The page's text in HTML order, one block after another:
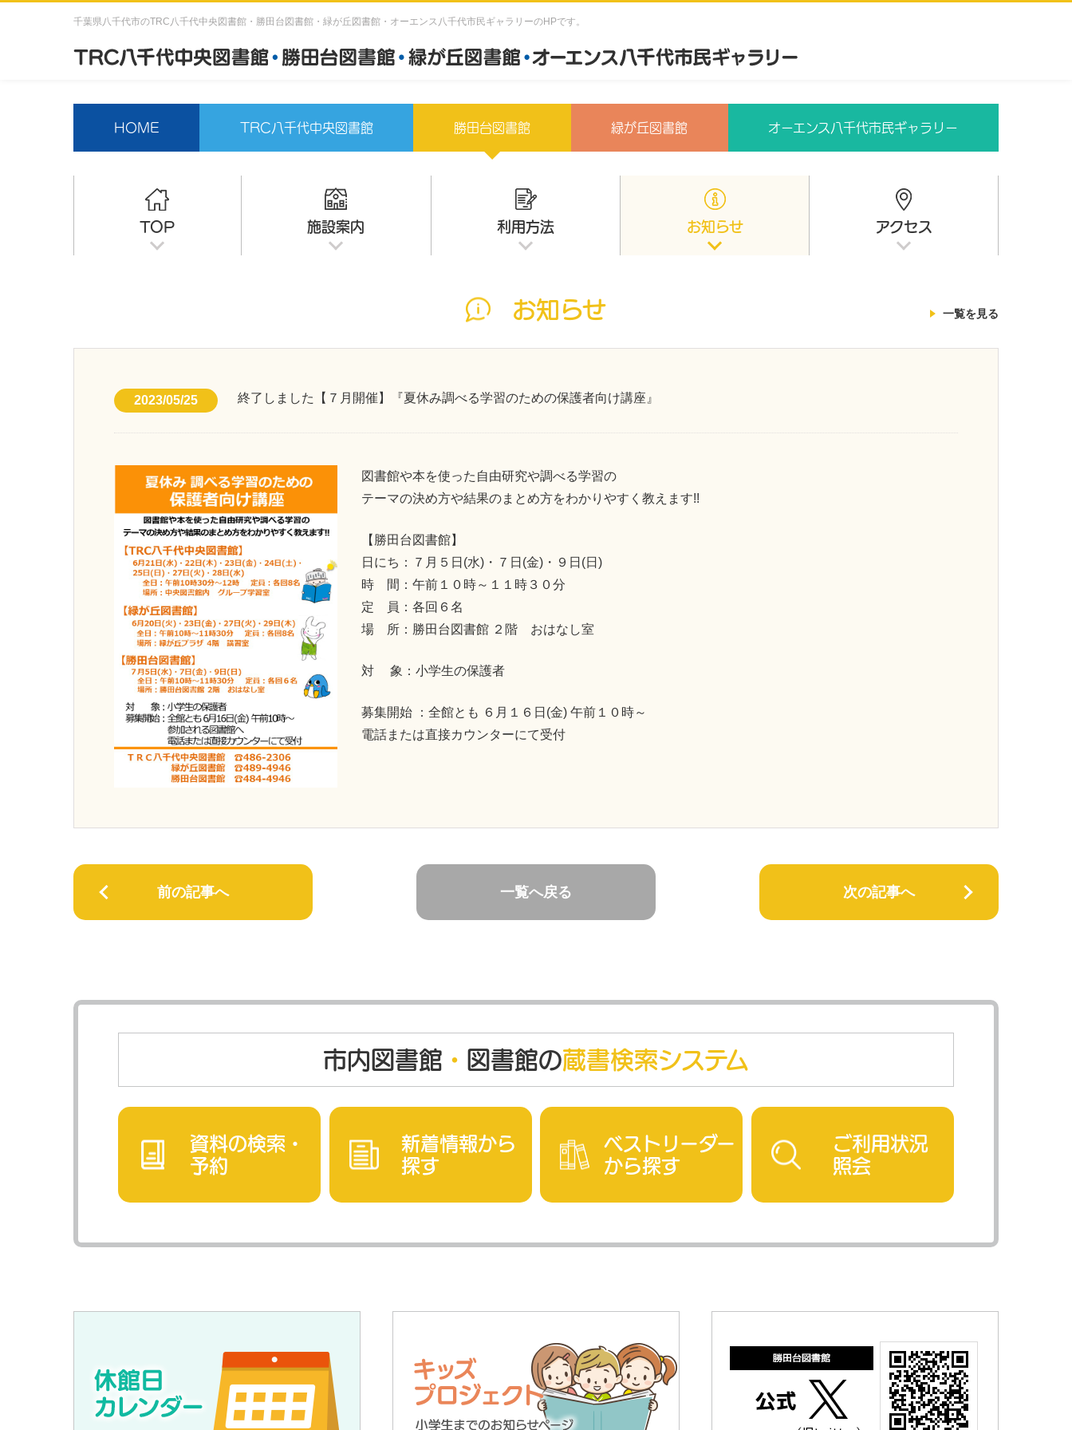
千葉県八千代市のTRC八千代中央図書館・勝田台図書館・緑が丘図書館・オーエンス八千代市民ギャラリーのHPです。
HOME TRC八千代中央図書館 勝田台図書館 緑が丘図書館 オーエンス八千代市民ギャラリー
TOP 施設案内 利用方法 お知らせ アクセス
お知らせ 一覧を見る
2023/05/25 終了しました【７月開催】『夏休み調べる学習のための保護者向け講座』
図書館や本を使った自由研究や調べる学習の
テーマの決め方や結果のまとめ方をわかりやすく教えます!!
【勝田台図書館】
日にち：７月５日(水)・７日(金)・９日(日)
時 間：午前１０時～１１時３０分
定 員：各回６名
場 所：勝田台図書館 ２階 おはなし室
対 象：小学生の保護者
募集開始 ：全館とも ６月１６日(金) 午前１０時～
電話または直接カウンターにて受付
前の記事へ 一覧へ戻る 次の記事へ
市内図書館 ・ 図書館の蔵書検索システム
資料の検索・
予約
新着情報から
探す
ベストリーダー
から探す
ご利用状況
照会